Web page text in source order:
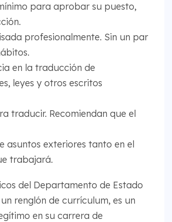
para aprobar su puesto,
profesionalmente. Sin un par
en la traducción de
leyes y otros escritos
traducir. Recomiendan que el
asuntos exteriores tanto en el
trabajará.
del Departamento de Estado
renglón de currículum, es un
en su carrera de